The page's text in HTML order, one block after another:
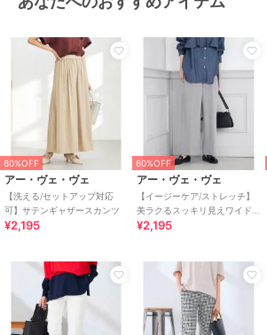
60%OFF
アー・ヴェ・ヴェ
【洗える/セットアップ対応
可】サテンギャザースカンツ
¥2,195
60%OFF
アー・ヴェ・ヴェ
【イージーケア/ストレッチ】
美ラクるスッキリ見えワイド
パンツ
¥2,195